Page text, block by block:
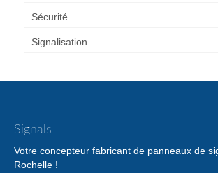
Sécurité
Signalisation
Signals
Votre concepteur fabricant de panneaux de
Rochelle !